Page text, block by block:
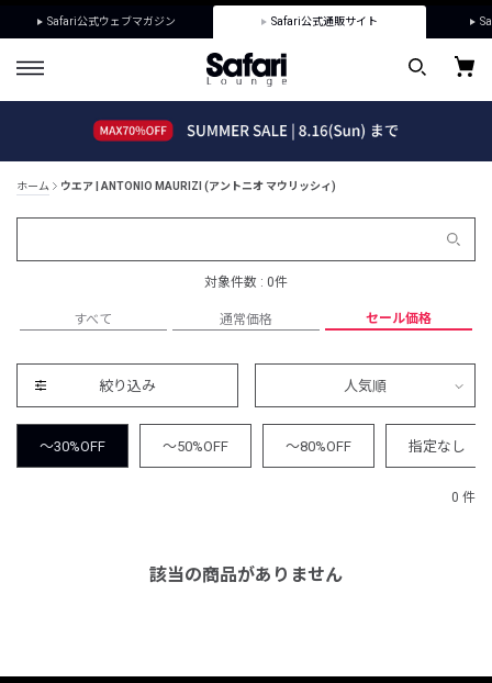
Safari公式ウェブマガジン Safari公式通販サイト
ホーム ウエア | ANTONIO MAURIZI (アントニオ マウリッシィ)
対象件数 : 0件
すべて 通常価格 セール価格
絞り込み 人気順
～30%OFF ～50%OFF ～80%OFF 指定なし
0 件
該当の商品がありません